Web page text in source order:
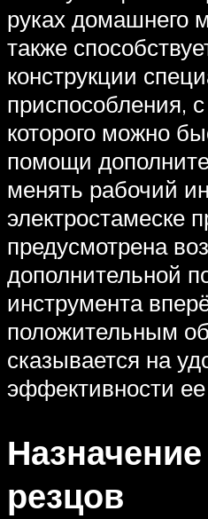
руках домашнего
также
конструкции
приспособления,
которого можно
помощи
менять рабочий
электростамеске
предусмотрена
дополнительной
инструмента
положительным
сказывается на
эффективности
резцов